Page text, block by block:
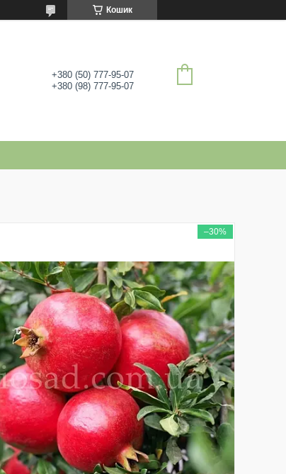
Кошик
+380 (50) 777-95-07
+380 (98) 777-95-07
–30%